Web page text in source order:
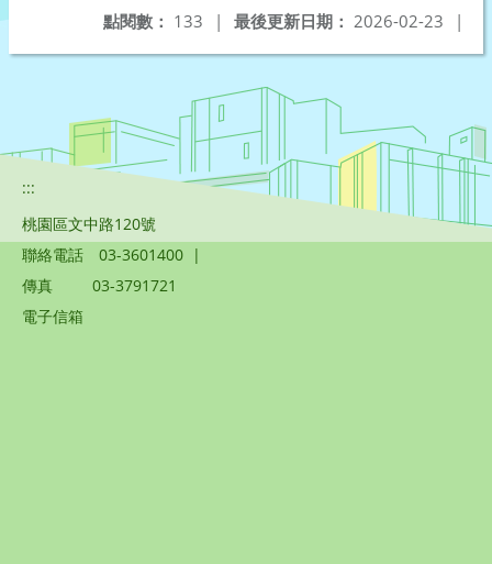
最後更新日期： 2026-02-23 |
點閱數： 133 |
:::
桃園區文中路120號
聯絡電話
03-3601400 |
傳真
03-3791721
電子信箱